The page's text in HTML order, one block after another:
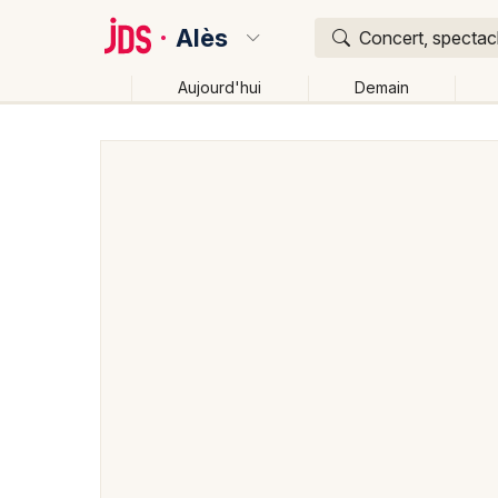
Alès Concert,
Aujourd'hui Demain